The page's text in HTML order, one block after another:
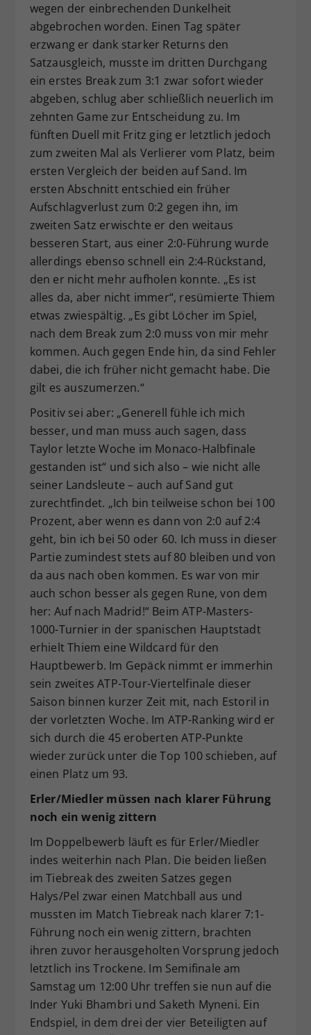
wegen der einbrechenden Dunkelheit
abgebrochen worden. Einen Tag später
erzwang er dank starker Returns den
Satzausgleich, musste im dritten Durchgang
ein erstes Break zum 3:1 zwar sofort wieder
abgeben, schlug aber schließlich neuerlich im
zehnten Game zur Entscheidung zu. Im
fünften Duell mit Fritz ging er letztlich jedoch
zum zweiten Mal als Verlierer vom Platz, beim
ersten Vergleich der beiden auf Sand. Im
ersten Abschnitt entschied ein früher
Aufschlagverlust zum 0:2 gegen ihn, im
zweiten Satz erwischte er den weitaus
besseren Start, aus einer 2:0-Führung wurde
allerdings ebenso schnell ein 2:4-Rückstand,
den er nicht mehr aufholen konnte. „Es ist
alles da, aber nicht immer“, resümierte Thiem
etwas zwiespältig. „Es gibt Löcher im Spiel,
nach dem Break zum 2:0 muss von mir mehr
kommen. Auch gegen Ende hin, da sind Fehler
dabei, die ich früher nicht gemacht habe. Die
gilt es auszumerzen.“
Positiv sei aber: „Generell fühle ich mich
besser, und man muss auch sagen, dass
Taylor letzte Woche im Monaco-Halbfinale
gestanden ist“ und sich also – wie nicht alle
seiner Landsleute – auch auf Sand gut
zurechtfindet. „Ich bin teilweise schon bei 100
Prozent, aber wenn es dann von 2:0 auf 2:4
geht, bin ich bei 50 oder 60. Ich muss in dieser
Partie zumindest stets auf 80 bleiben und von
da aus nach oben kommen. Es war von mir
auch schon besser als gegen Rune, von dem
her: Auf nach Madrid!“ Beim ATP-Masters-
1000-Turnier in der spanischen Hauptstadt
erhielt Thiem eine Wildcard für den
Hauptbewerb. Im Gepäck nimmt er immerhin
sein zweites ATP-Tour-Viertelfinale dieser
Saison binnen kurzer Zeit mit, nach Estoril in
der vorletzten Woche. Im ATP-Ranking wird er
sich durch die 45 eroberten ATP-Punkte
wieder zurück unter die Top 100 schieben, auf
einen Platz um 93.
Erler/Miedler müssen nach klarer Führung
noch ein wenig zittern
Im Doppelbewerb läuft es für Erler/Miedler
indes weiterhin nach Plan. Die beiden ließen
im Tiebreak des zweiten Satzes gegen
Halys/Pel zwar einen Matchball aus und
mussten im Match Tiebreak nach klarer 7:1-
Führung noch ein wenig zittern, brachten
ihren zuvor herausgeholten Vorsprung jedoch
letztlich ins Trockene. Im Semifinale am
Samstag um 12:00 Uhr treffen sie nun auf die
Inder Yuki Bhambri und Saketh Myneni. Ein
Endspiel, in dem drei der vier Beteiligten auf